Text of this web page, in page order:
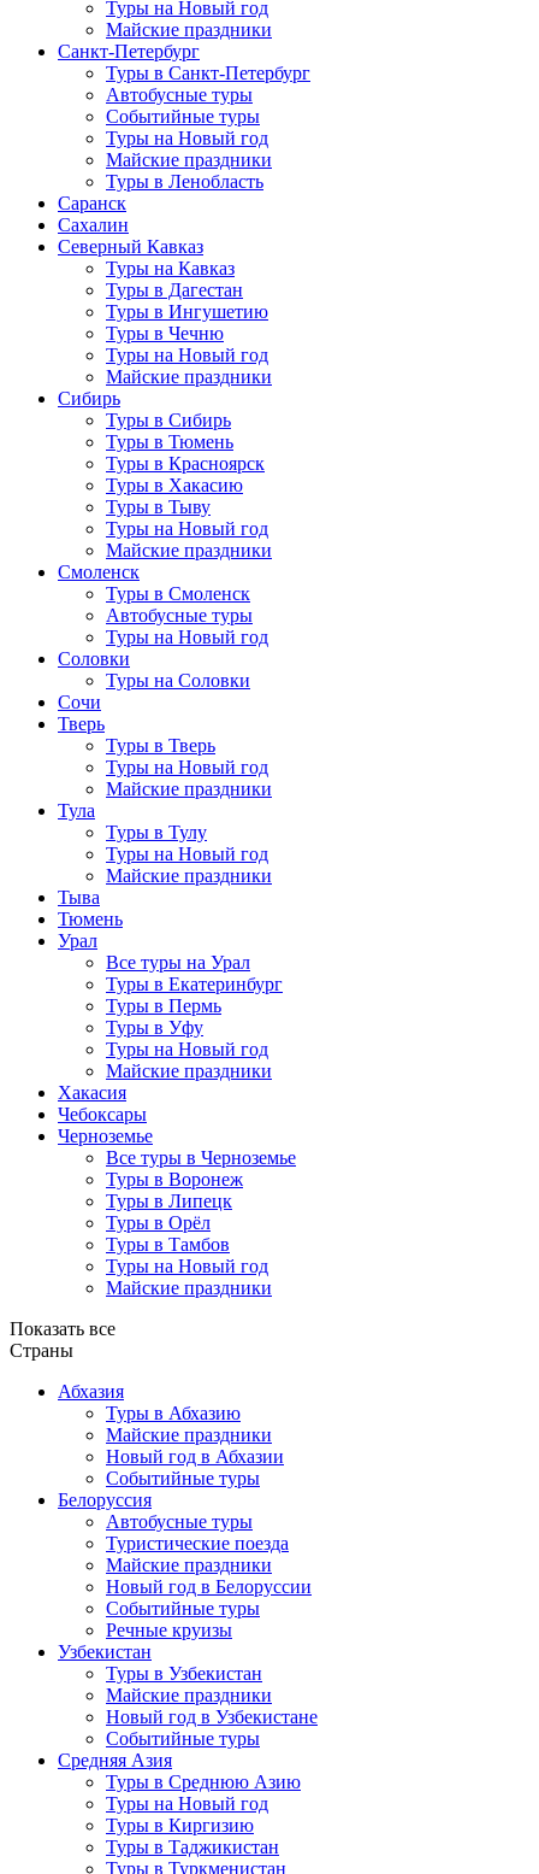
Туры на Новый год
Майские праздники
Санкт-Петербург
Туры в Санкт-Петербург
Автобусные туры
Событийные туры
Туры на Новый год
Майские праздники
Туры в Ленобласть
Саранск
Сахалин
Северный Кавказ
Туры на Кавказ
Туры в Дагестан
Туры в Ингушетию
Туры в Чечню
Туры на Новый год
Майские праздники
Сибирь
Туры в Сибирь
Туры в Тюмень
Туры в Красноярск
Туры в Хакасию
Туры в Тыву
Туры на Новый год
Майские праздники
Смоленск
Туры в Смоленск
Автобусные туры
Туры на Новый год
Соловки
Туры на Соловки
Сочи
Тверь
Туры в Тверь
Туры на Новый год
Майские праздники
Тула
Туры в Тулу
Туры на Новый год
Майские праздники
Тыва
Тюмень
Урал
Все туры на Урал
Туры в Екатеринбург
Туры в Пермь
Туры в Уфу
Туры на Новый год
Майские праздники
Хакасия
Чебоксары
Черноземье
Все туры в Черноземье
Туры в Воронеж
Туры в Липецк
Туры в Орёл
Туры в Тамбов
Туры на Новый год
Майские праздники
Показать все
Страны
Абхазия
Туры в Абхазию
Майские праздники
Новый год в Абхазии
Событийные туры
Белоруссия
Автобусные туры
Туристические поезда
Майские праздники
Новый год в Белоруссии
Событийные туры
Речные круизы
Узбекистан
Туры в Узбекистан
Майские праздники
Новый год в Узбекистане
Событийные туры
Средняя Азия
Туры в Среднюю Азию
Туры на Новый год
Туры в Киргизию
Туры в Таджикистан
Туры в Туркменистан